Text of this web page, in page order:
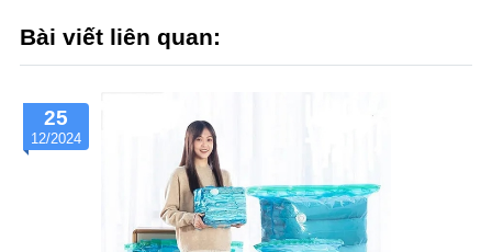
Bài viết liên quan:
25
12/2024